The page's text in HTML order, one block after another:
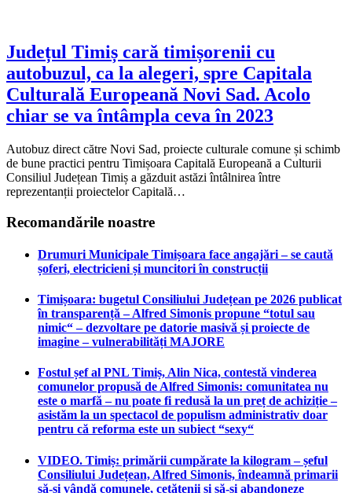
Județul Timiș cară timișorenii cu
autobuzul, ca la alegeri, spre Capitala
Culturală Europeană Novi Sad. Acolo
chiar se va întâmpla ceva în 2023
Autobuz direct către Novi Sad, proiecte culturale comune și schimb
de bune practici pentru Timișoara Capitală Europeană a Culturii
Consiliul Județean Timiș a găzduit astăzi întâlnirea între
reprezentanții proiectelor Capitală…
Recomandările noastre
Drumuri Municipale Timișoara face angajări – se caută
șoferi, electricieni și muncitori în construcții
Timișoara: bugetul Consiliului Județean pe 2026 publicat
în transparență – Alfred Simonis propune “totul sau
nimic“ – dezvoltare pe datorie masivă și proiecte de
imagine – vulnerabilități MAJORE
Fostul șef al PNL Timiș, Alin Nica, contestă vinderea
comunelor propusă de Alfred Simonis: comunitatea nu
este o marfă – nu poate fi redusă la un preț de achiziție –
asistăm la un spectacol de populism administrativ doar
pentru că reforma este un subiect “sexy“
VIDEO. Timiș: primării cumpărate la kilogram – șeful
Consiliului Județean, Alfred Simonis, îndeamnă primarii
să-și vândă comunele, cetățenii și să-și abandoneze